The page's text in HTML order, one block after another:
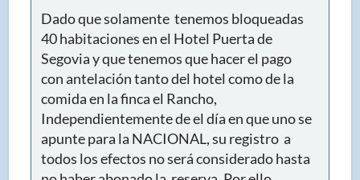
Dado que solamente tenemos bloqueadas
40 habitaciones en el Hotel Puerta de
Segovia y que tenemos que hacer el pago
con antelación tanto del hotel como de la
comida en la finca el Rancho,
Independientemente de el día en que uno se
apunte para la NACIONAL, su registro a
todos los efectos no será considerado hasta